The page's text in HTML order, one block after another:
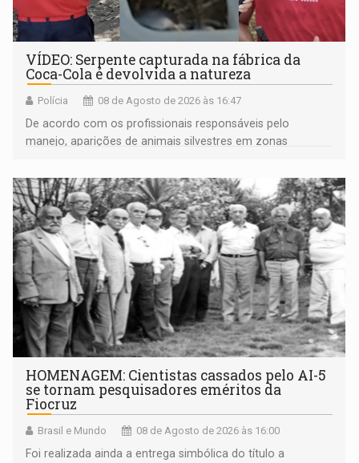
VÍDEO: Serpente capturada na fábrica da
Coca-Cola é devolvida a natureza
Polícia 08 de Agosto de 2026 às 16:47
De acordo com os profissionais responsáveis pelo
manejo, aparições de animais silvestres em zonas
HOMENAGEM: Cientistas cassados pelo AI-5
se tornam pesquisadores eméritos da
Fiocruz
Brasil e Mundo 08 de Agosto de 2026 às 16:00
Foi realizada ainda a entrega simbólica do título a